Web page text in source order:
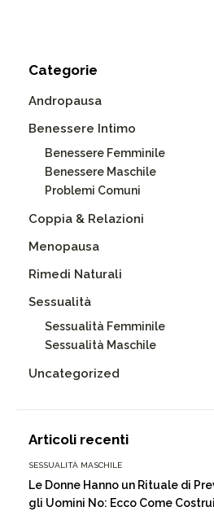
Categorie
Andropausa
Benessere Intimo
Benessere Femminile
Benessere Maschile
Problemi Comuni
Coppia & Relazioni
Menopausa
Rimedi Naturali
Sessualità
Sessualità Femminile
Sessualità Maschile
Uncategorized
Articoli recenti
SESSUALITÀ MASCHILE
Le Donne Hanno un Rituale di
gli Uomini No: Ecco Come